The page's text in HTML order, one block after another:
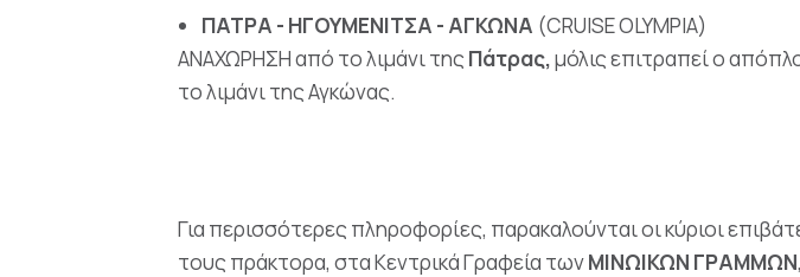
ΠΑΤΡΑ - ΗΓΟΥΜΕΝΙΤΣΑ - ΑΓΚΩΝΑ (CRUISE OLYMPIA)
ΑΝΑΧΩΡΗΣΗ από το λιμάνι της Πάτρας,μόλις επιτραπεί ο
το λιμάνι της Αγκώνας.
Για περισσότερες πληροφορίες, παρακαλούνται οι κύριοι
τους πράκτορα, στα Κεντρικά Γραφεία τωνΜΙΝΩΙΚΩΝ ΓΡΑΜΜΩΝ